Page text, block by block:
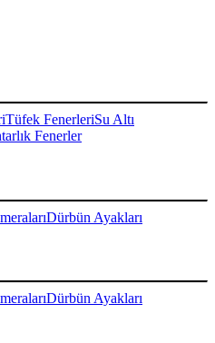
Tüfek FenerleriSu Altı
Fenerler
Dürbün Ayakları
Dürbün Ayakları